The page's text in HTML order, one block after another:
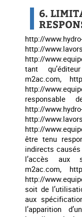
6.
http://
http://
http://
tant
m2ac.com,
http://
responsable
http://
http://
http://
être tenu
indirects
l’accès aux
m2ac.com,
http://
soit de
aux
l’apparition